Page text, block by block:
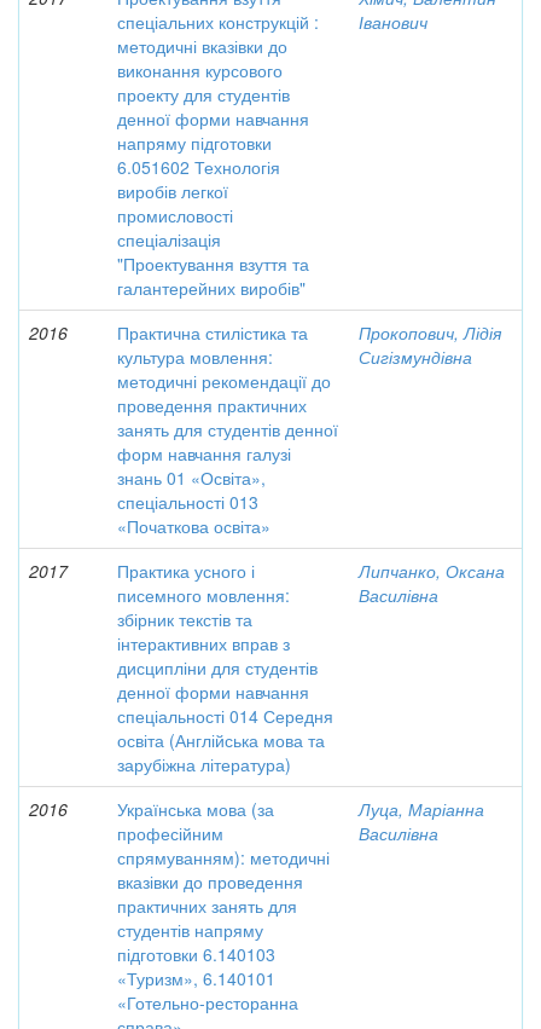
спеціальних конструкцій :
методичні вказівки до
виконання курсового
проекту для студентів
денної форми навчання
напряму підготовки
6.051602 Технологія
виробів легкої
промисловості
спеціалізація
"Проектування взуття та
галантерейних виробів"
Іванович
2016
Практична стилістика та
культура мовлення:
методичні рекомендації до
проведення практичних
занять для студентів денної
форм навчання галузі
знань 01 «Освіта»,
спеціальності 013
«Початкова освіта»
Прокопович, Лідія
Сигізмундівна
2017
Практика усного і
писемного мовлення:
збірник текстів та
інтерактивних вправ з
дисципліни для студентів
денної форми навчання
спеціальності 014 Середня
освіта (Англійська мова та
зарубіжна література)
Липчанко, Оксана
Василівна
2016
Українська мова (за
професійним
спрямуванням): методичні
вказівки до проведення
практичних занять для
студентів напряму
підготовки 6.140103
«Туризм», 6.140101
«Готельно-ресторанна
Луца, Маріанна
Василівна